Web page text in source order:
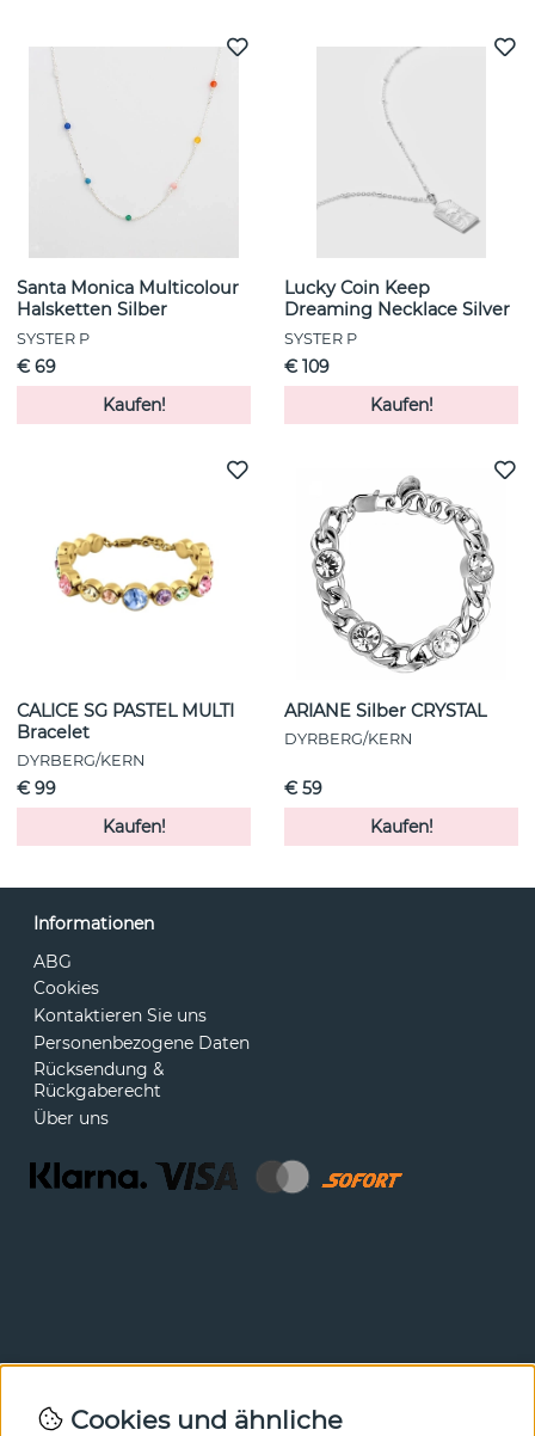
Santa Monica Multicolour
Halsketten Silber
SYSTER P
€ 69
Kaufen!
Lucky Coin Keep
Dreaming Necklace Silver
SYSTER P
€ 109
Kaufen!
CALICE SG PASTEL MULTI
Bracelet
DYRBERG/KERN
€ 99
Kaufen!
ARIANE Silber CRYSTAL
DYRBERG/KERN
€ 59
Kaufen!
Informationen
ABG
Cookies
Kontaktieren Sie uns
Personenbezogene Daten
Rücksendung &
Rückgaberecht
Über uns
Newsletter
Cookies und ähnliche